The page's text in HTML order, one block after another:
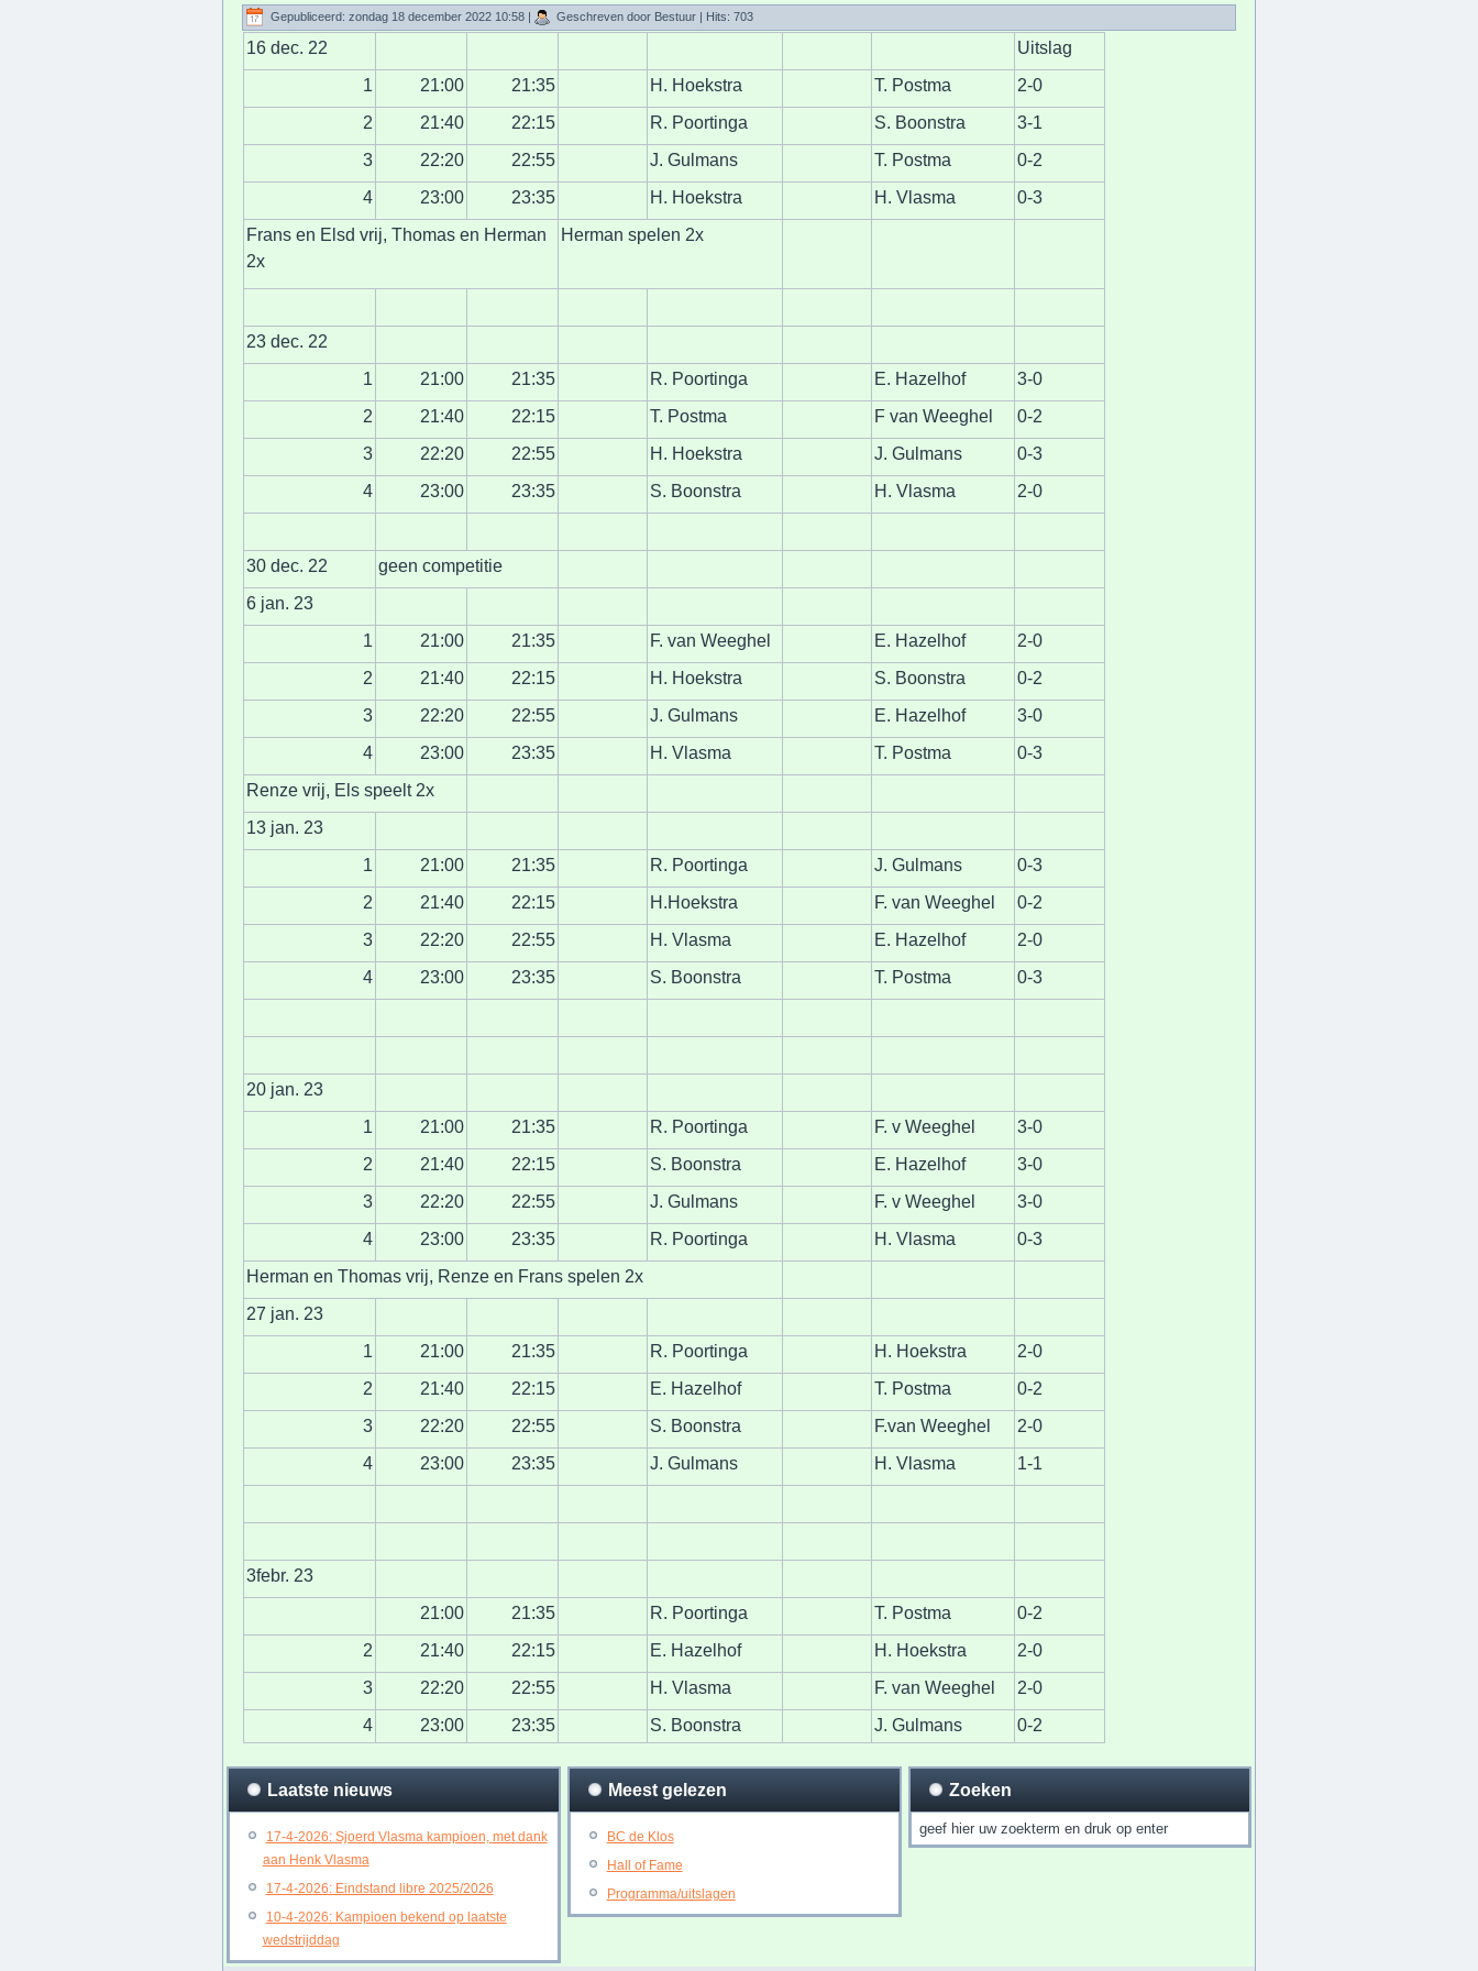
Gepubliceerd: zondag 18 december 2022 10:58| Geschreven door Bestuur| Hits: 703
16 dec. 22
Uitslag
1
21:00 21:35 H. Hoekstra T. Postma
2-0
2
21:40 22:15 R. Poortinga S. Boonstra
3-1
3
22:20 22:55 J. Gulmans T. Postma
0-2
4
23:00 23:35 H. Hoekstra H. Vlasma
0-3
Frans en Elsd vrij, Thomas en Herman
2x
Herman spelen 2x
23 dec. 22
1
21:00 21:35 R. Poortinga E. Hazelhof
3-0
2
21:40 22:15 T. Postma F van Weeghel
0-2
3
22:20 22:55 H. Hoekstra J. Gulmans
0-3
4
23:00 23:35 S. Boonstra H. Vlasma 2-0
30 dec. 22
geen competitie
6 jan. 23
1
21:00 21:35 F. van Weeghel E. Hazelhof
2-0
2
21:40 22:15 H. Hoekstra S. Boonstra
0-2
3
22:20 22:55 J. Gulmans E. Hazelhof
3-0
4
23:00 23:35 H. Vlasma T. Postma
0-3
Renze vrij, Els speelt 2x
13 jan. 23
1
21:00 21:35 R. Poortinga J. Gulmans
0-3
2
21:40 22:15 H.Hoekstra F. van Weeghel
0-2
3
22:20 22:55 H. Vlasma E. Hazelhof
2-0
4
23:00 23:35 S. Boonstra T. Postma 0-3
20 jan. 23
1
21:00 21:35 R. Poortinga F. v Weeghel
3-0
2
21:40 22:15 S. Boonstra E. Hazelhof
3-0
3
22:20 22:55 J. Gulmans F. v Weeghel
3-0
4
23:00 23:35 R. Poortinga H. Vlasma
0-3
Herman en Thomas vrij, Renze en Frans spelen 2x
27 jan. 23
1
21:00 21:35 R. Poortinga H. Hoekstra
2-0
2
21:40 22:15 E. Hazelhof T. Postma
0-2
3
22:20 22:55 S. Boonstra F.van Weeghel
2-0
4
23:00 23:35 J. Gulmans H. Vlasma 1-1
3febr. 23
21:00
21:35 R. Poortinga T. Postma
0-2
2
21:40 22:15 E. Hazelhof H. Hoekstra
2-0
3
22:20 22:55 H. Vlasma F. van Weeghel
2-0
4
23:00 23:35 S. Boonstra J. Gulmans 0-2
Laatste nieuws
17-4-2026: Sjoerd Vlasma kampioen, met dank
aan Henk Vlasma
17-4-2026: Eindstand libre 2025/2026
10-4-2026: Kampioen bekend op laatste
wedstrijddag
Meest gelezen
BC de Klos
Hall of Fame
Programma/uitslagen
Zoeken